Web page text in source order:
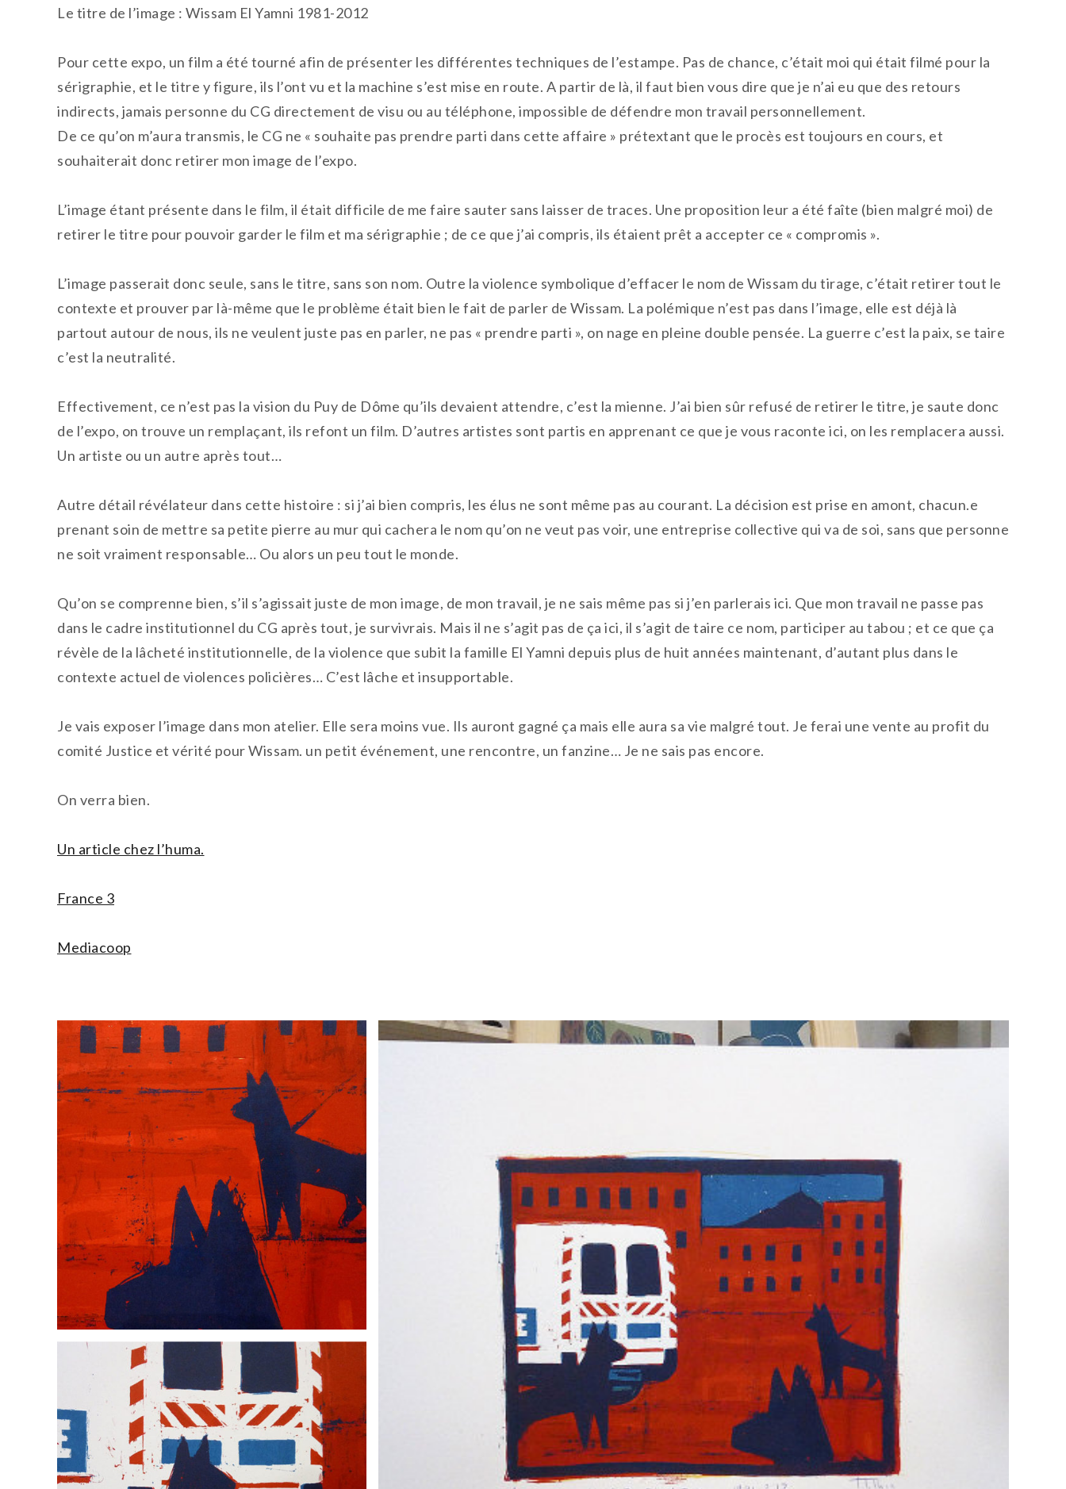
Le titre de l’image : Wissam El Yamni 1981-2012
Pour cette expo, un film a été tourné afin de présenter les différentes techniques de l’estampe. Pas de chance, c’était moi qui était filmé pour la
sérigraphie, et le titre y figure, ils l’ont vu et la machine s’est mise en route. A partir de là, il faut bien vous dire que je n’ai eu que des retours
indirects, jamais personne du CG directement de visu ou au téléphone, impossible de défendre mon travail personnellement.
De ce qu’on m’aura transmis, le CG ne « souhaite pas prendre parti dans cette affaire » prétextant que le procès est toujours en cours, et
souhaiterait donc retirer mon image de l’expo.
L’image étant présente dans le film, il était difficile de me faire sauter sans laisser de traces. Une proposition leur a été faîte (bien malgré moi) de
retirer le titre pour pouvoir garder le film et ma sérigraphie ; de ce que j’ai compris, ils étaient prêt a accepter ce « compromis ».
L’image passerait donc seule, sans le titre, sans son nom. Outre la violence symbolique d’effacer le nom de Wissam du tirage, c’était retirer tout le
contexte et prouver par là-même que le problème était bien le fait de parler de Wissam. La polémique n’est pas dans l’image, elle est déjà là
partout autour de nous, ils ne veulent juste pas en parler, ne pas « prendre parti », on nage en pleine double pensée. La guerre c’est la paix, se taire
c’est la neutralité.
Effectivement, ce n’est pas la vision du Puy de Dôme qu’ils devaient attendre, c’est la mienne. J’ai bien sûr refusé de retirer le titre, je saute donc
de l’expo, on trouve un remplaçant, ils refont un film. D’autres artistes sont partis en apprenant ce que je vous raconte ici, on les remplacera aussi.
Un artiste ou un autre après tout…
Autre détail révélateur dans cette histoire : si j’ai bien compris, les élus ne sont même pas au courant. La décision est prise en amont, chacun.e
prenant soin de mettre sa petite pierre au mur qui cachera le nom qu’on ne veut pas voir, une entreprise collective qui va de soi, sans que personne
ne soit vraiment responsable… Ou alors un peu tout le monde.
Qu’on se comprenne bien, s’il s’agissait juste de mon image, de mon travail, je ne sais même pas si j’en parlerais ici. Que mon travail ne passe pas
dans le cadre institutionnel du CG après tout, je survivrais. Mais il ne s’agit pas de ça ici, il s’agit de taire ce nom, participer au tabou ; et ce que ça
révèle de la lâcheté institutionnelle, de la violence que subit la famille El Yamni depuis plus de huit années maintenant, d’autant plus dans le
contexte actuel de violences policières… C’est lâche et insupportable.
Je vais exposer l’image dans mon atelier. Elle sera moins vue. Ils auront gagné ça mais elle aura sa vie malgré tout. Je ferai une vente au profit du
comité Justice et vérité pour Wissam. un petit événement, une rencontre, un fanzine… Je ne sais pas encore.
On verra bien.
Un article chez l’huma.
France 3
Mediacoop